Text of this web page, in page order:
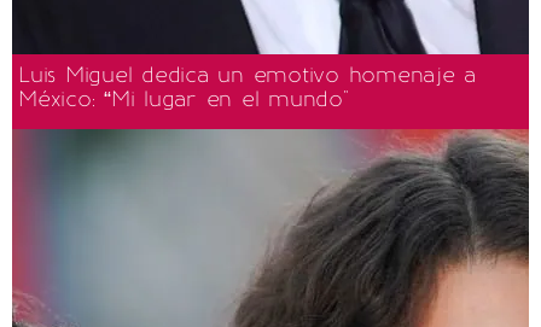
Luis Miguel dedica un emotivo homenaje a
México: “Mi lugar en el mundo"